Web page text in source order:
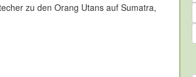
zu den Orang Utans auf Sumatra,